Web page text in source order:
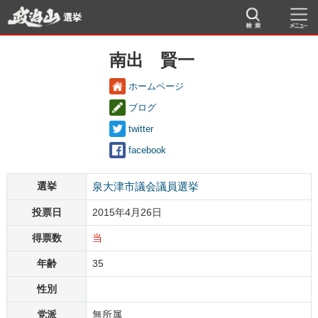
選挙
南出 賢一
ホームページ
ブログ
twitter
facebook
選挙 泉大津市議会議員選挙
投票日 2015年4月26日
得票数 当
年齢 35
性別
党派 無所属